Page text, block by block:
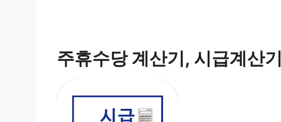
주휴수당 계산기, 시급계산기